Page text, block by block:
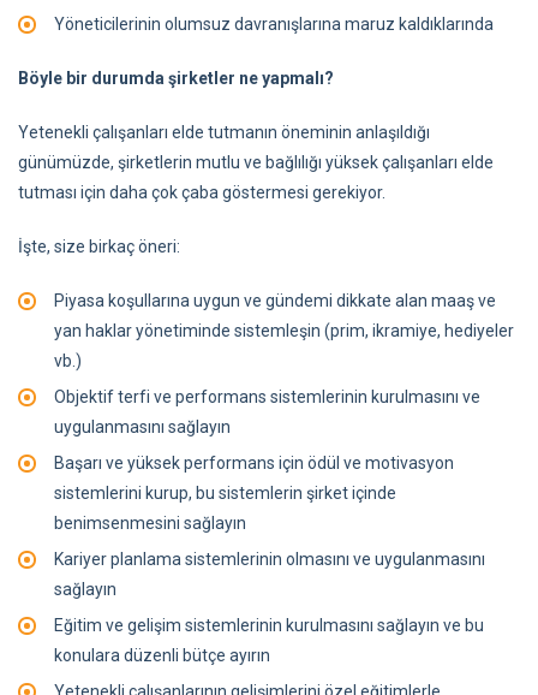
Yöneticilerinin olumsuz davranışlarına maruz kaldıklarında
Böyle bir durumda şirketler ne yapmalı?
Yetenekli çalışanları elde tutmanın öneminin anlaşıldığı
günümüzde, şirketlerin mutlu ve bağlılığı yüksek çalışanları elde
tutması için daha çok çaba göstermesi gerekiyor.
İşte, size birkaç öneri:
Piyasa koşullarına uygun ve gündemi dikkate alan maaş ve
yan haklar yönetiminde sistemleşin (prim, ikramiye, hediyeler
vb.)
Objektif terfi ve performans sistemlerinin kurulmasını ve
uygulanmasını sağlayın
Başarı ve yüksek performans için ödül ve motivasyon
sistemlerini kurup, bu sistemlerin şirket içinde
benimsenmesini sağlayın
Kariyer planlama sistemlerinin olmasını ve uygulanmasını
sağlayın
Eğitim ve gelişim sistemlerinin kurulmasını sağlayın ve bu
konulara düzenli bütçe ayırın